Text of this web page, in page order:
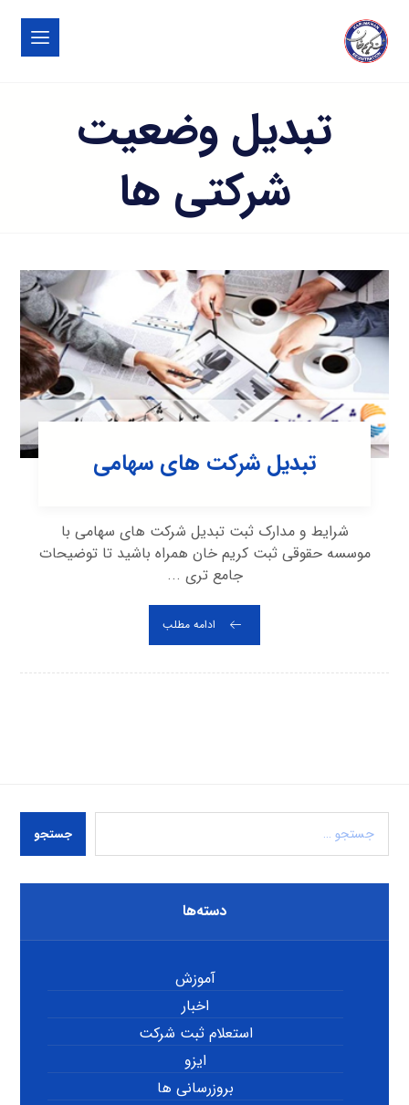
تبدیل وضعیت
شرکتی ها
تبدیل شرکت های سهامی
شرایط و مدارک ثبت تبدیل شرکت های سهامی با
موسسه حقوقی ثبت کریم خان همراه باشید تا توضیحات
جامع تری ...
ادامه مطلب
جستجو
دسته‌ها
آموزش
اخبار
استعلام ثبت شرکت
ایزو
بروزرسانی ها